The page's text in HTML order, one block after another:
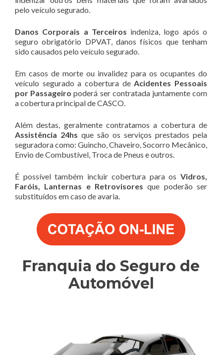
pelo veículo segurado.
Danos Corporais a Terceiros indeniza, logo após o
seguro obrigatório DPVAT, danos físicos que tenham
sido causados pelo veículo segurado.
Em casos de morte ou invalidez para os ocupantes do
veículo segurado a cobertura de Acidentes Pessoais
por Passageiro poderá ser contratada juntamente com
a cobertura principal de CASCO.
Além destas, geralmente contratamos a cobertura de
Assistência 24hs que são os serviços prestados pela
seguradora como: Guincho, Chaveiro, Socorro Mecânico,
Envio de Combustível, Troca de Pneus e outros.
É possível também incluir cobertura para os Vidros,
Faróis, Lanternas e Retrovisores que poderão ser
substituídos em caso de avaria.
Franquia do Seguro de
Automóvel